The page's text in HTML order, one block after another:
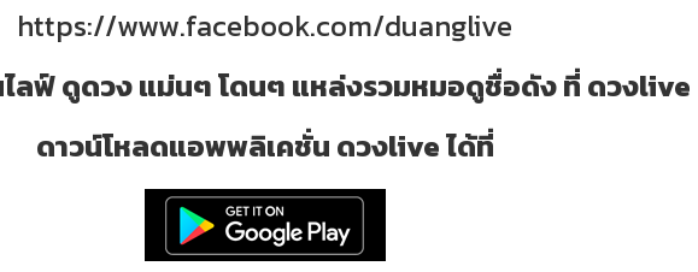
https://www.facebook.com/duanglive
ลฟ์ ดูดวง แม่นๆ โดนๆ แหล่งรวมหมอดูชื่อดัง ที่ ดวงlive
ดาวน์โหลดแอพพลิเคชั่น ดวงlive ได้ที่